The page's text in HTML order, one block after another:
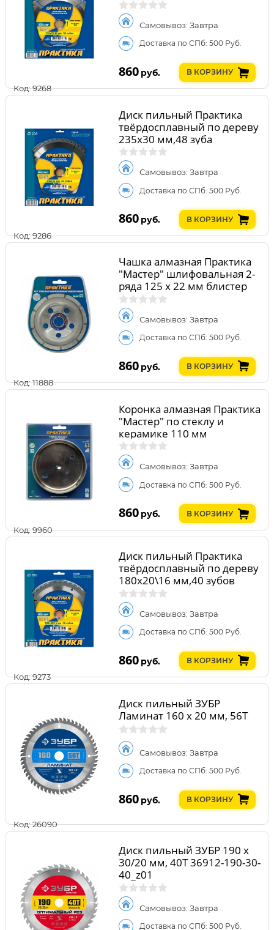
Код: 9268
Самовывоз: Завтра
Доставка по СПб: 500 Руб.
860 руб. В КОРЗИНУ
Код: 9286
Диск пильный Практика
твёрдосплавный по дереву
235х30 мм,48 зуба
Самовывоз: Завтра
Доставка по СПб: 500 Руб.
860 руб. В КОРЗИНУ
Код: 11888
Чашка алмазная Практика
"Мастер" шлифовальная 2-
ряда 125 х 22 мм блистер
Самовывоз: Завтра
Доставка по СПб: 500 Руб.
860 руб. В КОРЗИНУ
Код: 9960
Коронка алмазная Практика
"Мастер" по стеклу и
керамике 110 мм
Самовывоз: Завтра
Доставка по СПб: 500 Руб.
860 руб. В КОРЗИНУ
Код: 9273
Диск пильный Практика
твёрдосплавный по дереву
180х20\16 мм,40 зубов
Самовывоз: Завтра
Доставка по СПб: 500 Руб.
860 руб. В КОРЗИНУ
Код: 26090
Диск пильный ЗУБР
Ламинат 160 х 20 мм, 56Т
Самовывоз: Завтра
Доставка по СПб: 500 Руб.
860 руб. В КОРЗИНУ
Диск пильный ЗУБР 190 x
30/20 мм, 40Т 36912-190-30-
40_z01
Самовывоз: Завтра
Доставка по СПб: 500 Руб.